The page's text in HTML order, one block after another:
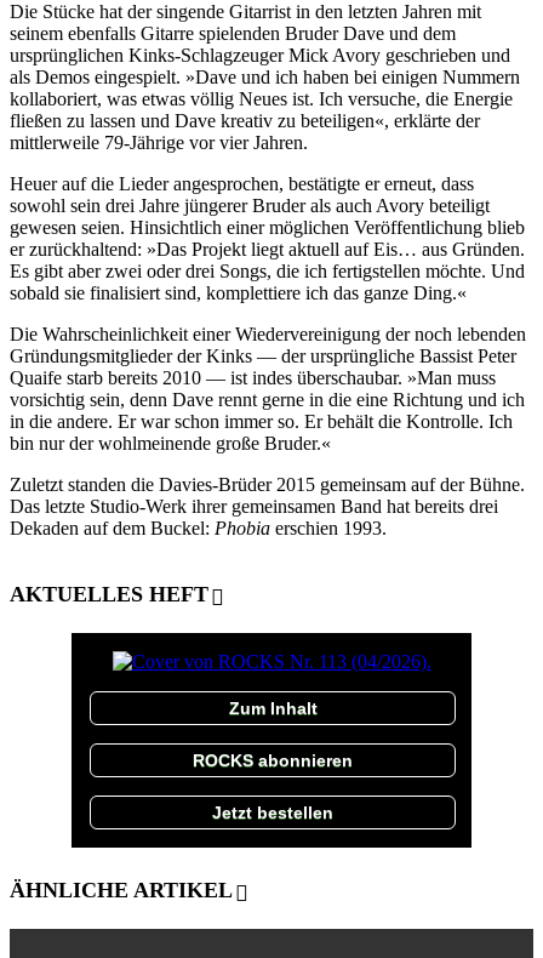
Die Stücke hat der singende Gitarrist in den letzten Jahren mit
seinem ebenfalls Gitarre spielenden Bruder Dave und dem
ursprünglichen Kinks-Schlagzeuger Mick Avory geschrieben und
als Demos eingespielt. »Dave und ich haben bei einigen Nummern
kollaboriert, was etwas völlig Neues ist. Ich versuche, die Energie
fließen zu lassen und Dave kreativ zu beteiligen«, erklärte der
mittlerweile 79-Jährige vor vier Jahren.
Heuer auf die Lieder angesprochen, bestätigte er erneut, dass
sowohl sein drei Jahre jüngerer Bruder als auch Avory beteiligt
gewesen seien. Hinsichtlich einer möglichen Veröffentlichung blieb
er zurückhaltend: »Das Projekt liegt aktuell auf Eis… aus Gründen.
Es gibt aber zwei oder drei Songs, die ich fertigstellen möchte. Und
sobald sie finalisiert sind, komplettiere ich das ganze Ding.«
Die Wahrscheinlichkeit einer Wiedervereinigung der noch lebenden
Gründungsmitglieder der Kinks — der ursprüngliche Bassist Peter
Quaife starb bereits 2010 — ist indes überschaubar. »Man muss
vorsichtig sein, denn Dave rennt gerne in die eine Richtung und ich
in die andere. Er war schon immer so. Er behält die Kontrolle. Ich
bin nur der wohlmeinende große Bruder.«
Zuletzt standen die Davies-Brüder 2015 gemeinsam auf der Bühne.
Das letzte Studio-Werk ihrer gemeinsamen Band hat bereits drei
Dekaden auf dem Buckel: Phobia erschien 1993.
AKTUELLES HEFT
Zum Inhalt
ROCKS abonnieren
Jetzt bestellen
ÄHNLICHE ARTIKEL